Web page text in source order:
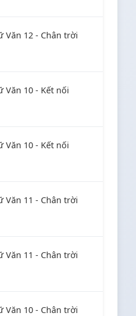
Văn 12 - Chân trời
Văn 10 - Kết nối
Văn 10 - Kết nối
Văn 11 - Chân trời
Văn 11 - Chân trời
Văn 10 - Chân trời